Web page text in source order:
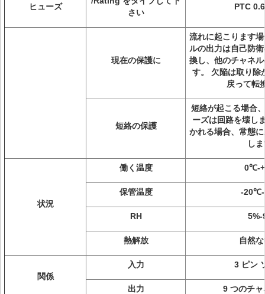
ヒューズ
さい
PTC
現在の保護に
流れに起こります
ルの出力は自己防
換し、他のチャネ
す。 欠陥は取り除
戻って転
短絡の保護
短絡が起こる場合
ーズは回路を壊し
かれる場合、常態
し
状況
働く温度 0℃-
保管温度 -
RH 5%-
熱解放 自然
関係
入力 3 ピン
出力 9 つのチ